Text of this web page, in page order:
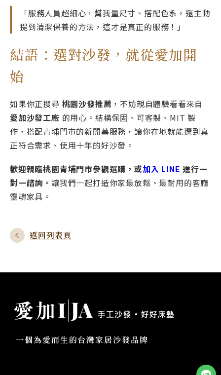
「服務人員超細心，幫我量尺寸、搭配色系，還主動
提到清潔保養的方法，這才是真正的服務！」
結語：選對沙發，就從愛加開
始
如果你正搜尋 桃園沙發推薦 ，不妨親自體驗看看來自
愛加沙發工廠 的用心。結構保固、可客製、MIT 製
作，搭配青埔門市的新開幕服務，讓你在地就能選到真
正符合需求、使用十年的好沙發。
歡迎親臨桃園青埔門市參觀選購，或加入 LINE 進行一
對一諮詢。 讓我們一起打造你家最放鬆、最耐用的客廳
靈魂家具。
返回列表頁
一個為愛而生的台灣家居沙發品牌